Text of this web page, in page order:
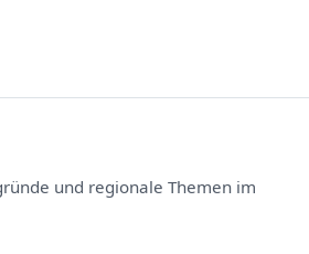
und regionale Themen im